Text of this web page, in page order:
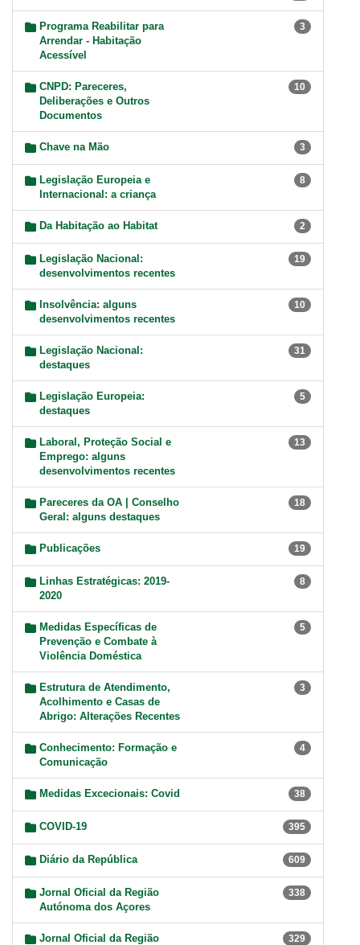
Programa Reabilitar para
Arrendar - Habitação
Acessível
3
CNPD: Pareceres,
Deliberações e Outros
Documentos
10
Chave na Mão 3
Legislação Europeia e
Internacional: a criança
8
Da Habitação ao Habitat 2
Legislação Nacional:
desenvolvimentos recentes
19
Insolvência: alguns
desenvolvimentos recentes
10
Legislação Nacional:
destaques
31
Legislação Europeia:
destaques
5
Laboral, Proteção Social e
Emprego: alguns
desenvolvimentos recentes
13
Pareceres da OA | Conselho
Geral: alguns destaques
18
Publicações 19
Linhas Estratégicas: 2019-
2020
8
Medidas Específicas de
Prevenção e Combate à
Violência Doméstica
5
Estrutura de Atendimento,
Acolhimento e Casas de
Abrigo: Alterações Recentes
3
Conhecimento: Formação e
Comunicação
4
Medidas Excecionais: Covid 38
COVID-19 395
Diário da República 609
Jornal Oficial da Região
Autónoma dos Açores
338
Jornal Oficial da Região
329